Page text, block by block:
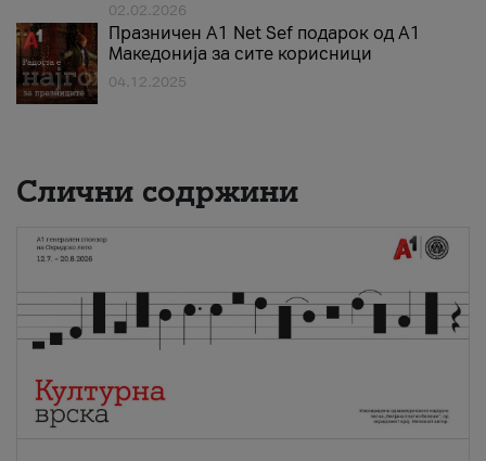
02.02.2026
Празничен A1 Net Sеf подарок од А1
Македонија за сите корисници
04.12.2025
Слични содржини